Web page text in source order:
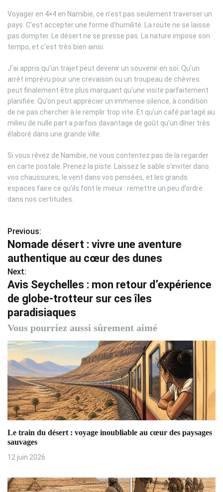
Voyager en 4×4 en Namibie, ce n’est pas seulement traverser un
pays. C’est accepter une forme d’humilité. La route ne se laisse
pas dompter. Le désert ne se presse pas. La nature impose son
tempo, et c’est très bien ainsi.
J’ai appris qu’un trajet peut devenir un souvenir en soi. Qu’un
arrêt imprévu pour une crevaison ou un troupeau de chèvres
peut finalement être plus marquant qu’une visite parfaitement
planifiée. Qu’on peut apprécier un immense silence, à condition
de ne pas chercher à le remplir trop vite. Et qu’un café partagé au
milieu de nulle part a parfois davantage de goût qu’un dîner très
élaboré dans une grande ville.
Si vous rêvez de Namibie, ne vous contentez pas de la regarder
en carte postale. Prenez la piste. Laissez le sable s’inviter dans
vos chaussures, le vent dans vos pensées, et les grands
espaces faire ce qu’ils font le mieux : remettre un peu d’ordre
dans nos certitudes.
N
a
v
i
g
a
t
i
o
n
d
e
l
’
Previous:
Nomade désert : vivre une aventure
authentique au cœur des dunes
Next:
Avis Seychelles : mon retour d’expérience
de globe-trotteur sur ces îles
paradisiaques
Vous pourriez aussi sûrement aimé
Le train du désert : voyage inoubliable au cœur des paysages
sauvages
12 juin 2026